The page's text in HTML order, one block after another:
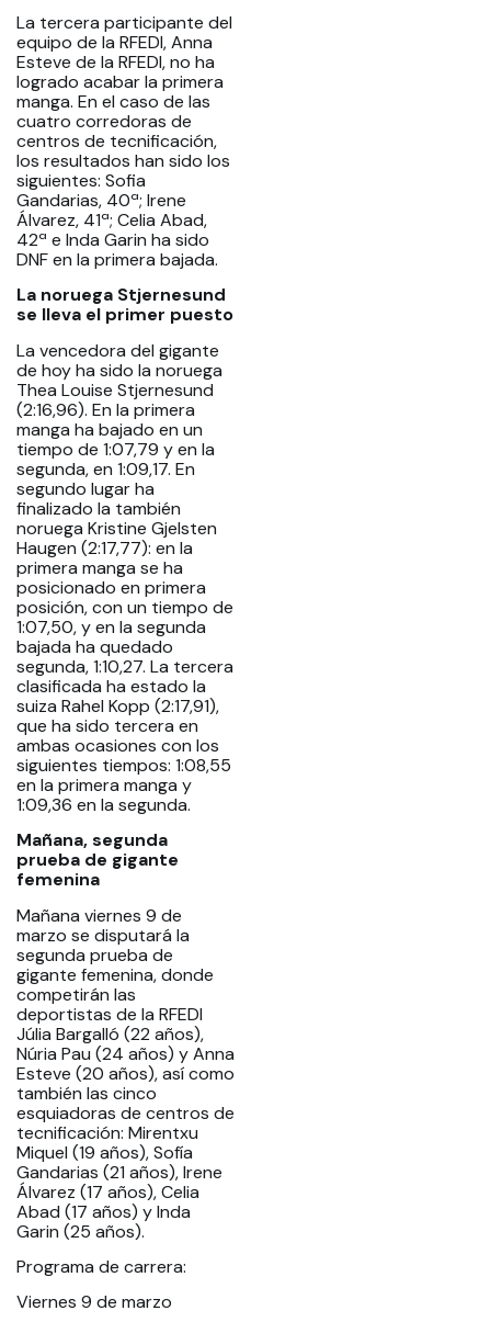
La tercera participante del
equipo de la RFEDI, Anna
Esteve de la RFEDI, no ha
logrado acabar la primera
manga. En el caso de las
cuatro corredoras de
centros de tecnificación,
los resultados han sido los
siguientes: Sofia
Gandarias, 40ª; Irene
Álvarez, 41ª; Celia Abad,
42ª e Inda Garin ha sido
DNF en la primera bajada.
La noruega Stjernesund
se lleva el primer puesto
La vencedora del gigante
de hoy ha sido la noruega
Thea Louise Stjernesund
(2:16,96). En la primera
manga ha bajado en un
tiempo de 1:07,79 y en la
segunda, en 1:09,17. En
segundo lugar ha
finalizado la también
noruega Kristine Gjelsten
Haugen (2:17,77): en la
primera manga se ha
posicionado en primera
posición, con un tiempo de
1:07,50, y en la segunda
bajada ha quedado
segunda, 1:10,27. La tercera
clasificada ha estado la
suiza Rahel Kopp (2:17,91),
que ha sido tercera en
ambas ocasiones con los
siguientes tiempos: 1:08,55
en la primera manga y
1:09,36 en la segunda.
Mañana, segunda
prueba de gigante
femenina
Mañana viernes 9 de
marzo se disputará la
segunda prueba de
gigante femenina, donde
competirán las
deportistas de la RFEDI
Júlia Bargalló (22 años),
Núria Pau (24 años) y Anna
Esteve (20 años), así como
también las cinco
esquiadoras de centros de
tecnificación: Mirentxu
Miquel (19 años), Sofía
Gandarias (21 años), Irene
Álvarez (17 años), Celia
Abad (17 años) y Inda
Garin (25 años).
Programa de carrera:
Viernes 9 de marzo